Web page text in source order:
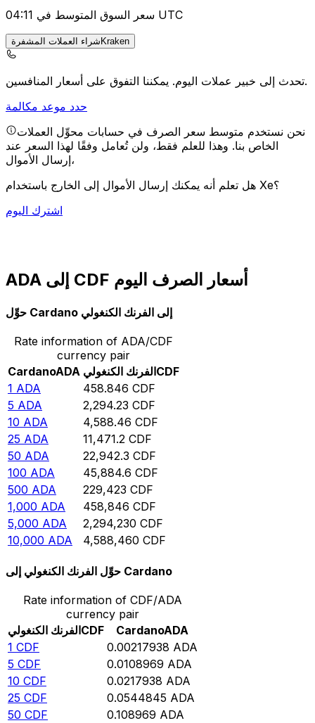
سعر السوق المتوسط في 04:11 UTC
شراء العملات المشفرةKraken
تحدث إلى خبير عملات اليوم.يمكننا التفوق على أسعار المنافسين.
حدد موعد مكالمة
نحن نستخدم متوسط سعر الصرف في حسابات محوِّل العملات
الخاص بنا. وهذا للعلم فقط، ولن تُعامل وفقًا لهذا السعر عند
إرسال الأموال،
هل تعلم أنه يمكنك إرسال الأموال إلى الخارج باستخدام Xe؟
اشترك اليوم
ADA إلى CDF أسعار الصرف اليوم
حوِّل Cardano إلى الفرنك الكنغولي
Rate information of ADA/CDF
currency pair
CardanoADA الفرنك الكنغوليCDF
1 ADA 458.846 CDF
5 ADA 2,294.23 CDF
10 ADA 4,588.46 CDF
25 ADA 11,471.2 CDF
50 ADA 22,942.3 CDF
100 ADA 45,884.6 CDF
500 ADA 229,423 CDF
1,000 ADA 458,846 CDF
5,000 ADA 2,294,230 CDF
10,000 ADA 4,588,460 CDF
حوِّل الفرنك الكنغولي إلى Cardano
Rate information of CDF/ADA
currency pair
الفرنك الكنغوليCDF CardanoADA
1 CDF 0.00217938 ADA
5 CDF 0.0108969 ADA
10 CDF 0.0217938 ADA
25 CDF 0.0544845 ADA
50 CDF 0.108969 ADA